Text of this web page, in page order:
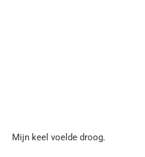
Mijn keel voelde droog.